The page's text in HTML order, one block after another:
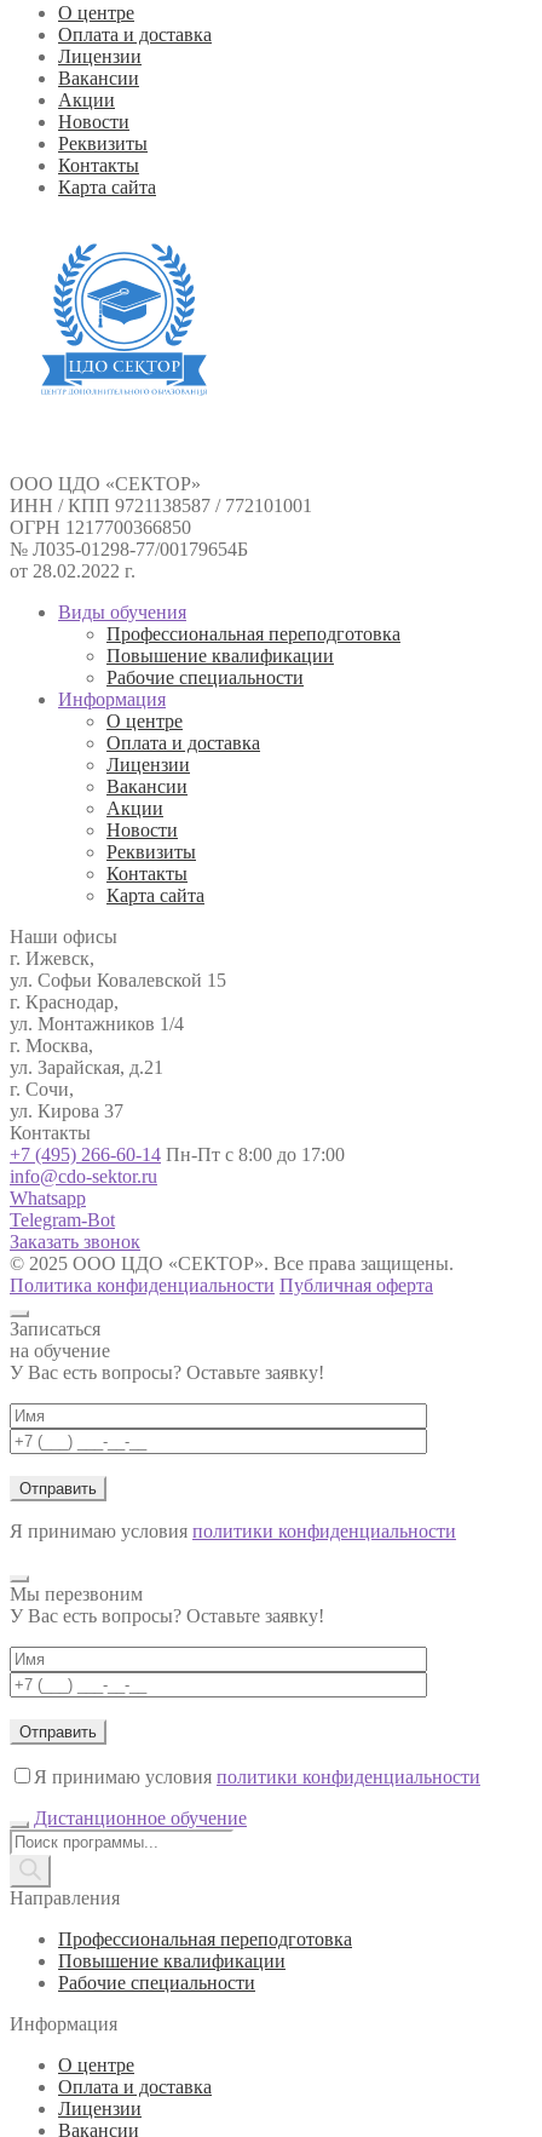
О центре
Оплата и доставка
Лицензии
Вакансии
Акции
Новости
Реквизиты
Контакты
Карта сайта
ООО ЦДО «СЕКТОР»
ИНН / КПП 9721138587 / 772101001
ОГРН 1217700366850
№ Л035-01298-77/00179654Б
от 28.02.2022 г.
Виды обучения
Профессиональная переподготовка
Повышение квалификации
Рабочие специальности
Информация
О центре
Оплата и доставка
Лицензии
Вакансии
Акции
Новости
Реквизиты
Контакты
Карта сайта
Наши офисы
г. Ижевск,
ул. Софьи Ковалевской 15
г. Краснодар,
ул. Монтажников 1/4
г. Москва,
ул. Зарайская, д.21
г. Сочи,
ул. Кирова 37
Контакты
+7 (495) 266-60-14 Пн-Пт с 8:00 до 17:00
info@cdo-sektor.ru
Whatsapp
Telegram-Bot
Заказать звонок
© 2025 ООО ЦДО «СЕКТОР». Все права защищены.
Политика конфиденциальности Публичная оферта
Записаться
на обучение
У Вас есть вопросы? Оставьте заявку!
Я принимаю условия политики конфиденциальности
Мы перезвоним
У Вас есть вопросы? Оставьте заявку!
Я принимаю условия политики конфиденциальности
Дистанционное обучение
Поиск
товаров
Направления
Профессиональная переподготовка
Повышение квалификации
Рабочие специальности
Информация
О центре
Оплата и доставка
Лицензии
Вакансии